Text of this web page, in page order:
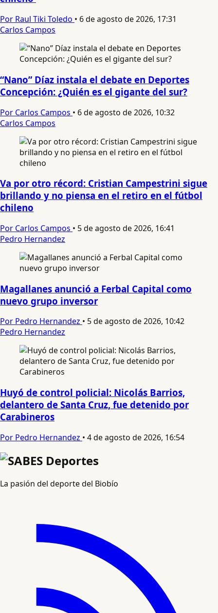
Por Raul Tiki Toledo • 6 de agosto de 2026, 17:31
Carlos Campos
“Nano” Díaz instala el debate en Deportes
Concepción: ¿Quién es el gigante del sur?
Por Carlos Campos • 6 de agosto de 2026, 10:32
Carlos Campos
Va por otro récord: Cristian Campestrini sigue
brillando y no piensa en el retiro en el fútbol
chileno
Por Carlos Campos • 5 de agosto de 2026, 16:41
Pedro Hernandez
Magallanes anunció a Ferbal Capital como
nuevo grupo inversor
Por Pedro Hernandez • 5 de agosto de 2026, 10:42
Pedro Hernandez
Huyó de control policial: Nicolás Barrios,
delantero de Santa Cruz, fue detenido por
Carabineros
Por Pedro Hernandez • 4 de agosto de 2026, 16:54
La pasión del deporte del Biobío